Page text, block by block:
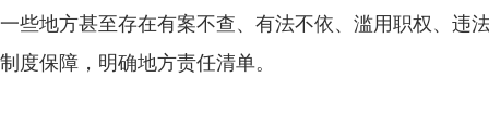
一些地方甚至存在有案不查、有法不依、滥用职权、违
制度保障，明确地方责任清单。